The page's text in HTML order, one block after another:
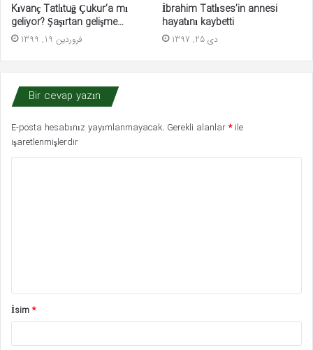
Kıvanç Tatlıtuğ Çukur’a mı
geliyor? Şaşırtan gelişme…
فروردین 19, 1399
İbrahim Tatlıses’in annesi
hayatını kaybetti
دی 25, 1397
Bir cevap yazın
E-posta hesabınız yayımlanmayacak. Gerekli alanlar*ile
işaretlenmişlerdir
İsim*